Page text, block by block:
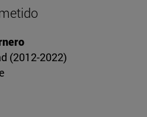
(2012-2022)